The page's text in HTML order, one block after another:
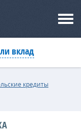
вклад
кредиты